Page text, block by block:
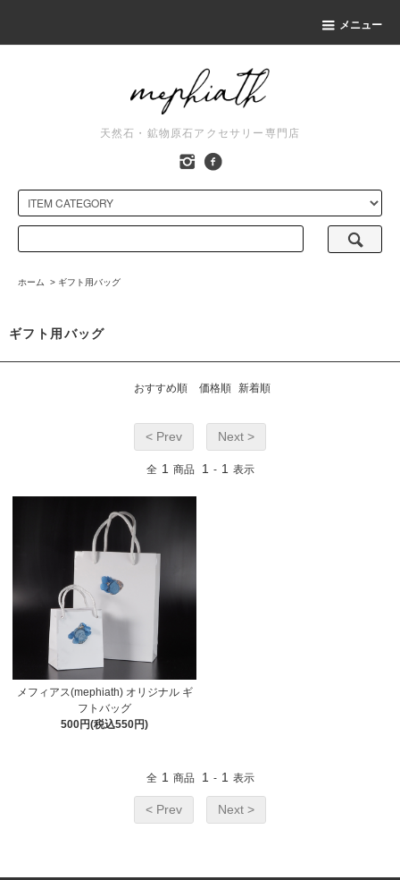
メニュー
天然石・鉱物原石アクセサリー専門店
ホーム > ギフト用バッグ
ギフト用バッグ
おすすめ順 価格順 新着順
< Prev Next >
全 1 商品 1 - 1 表示
メフィアス(mephiath) オリジナル ギ
フトバッグ
500円(税込550円)
全 1 商品 1 - 1 表示
< Prev Next >